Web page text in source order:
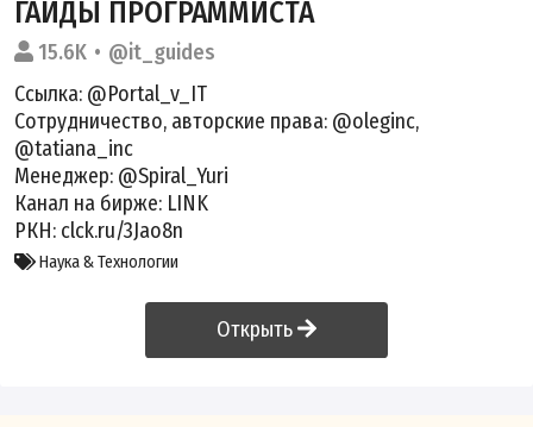
ГАЙДЫ ПРОГРАММИСТА
15.6K
@it_guides
Ссылка: @Portal_v_IT
Сотрудничество, авторские права: @oleginc,
@tatiana_inc
Менеджер: @Spiral_Yuri
Канал на бирже: LINK
РКН: clck.ru/3Jao8n
Наука & Технологии
Открыть